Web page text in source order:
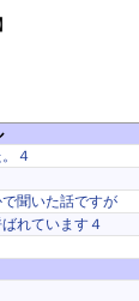
４
聞いた話ですが
れています４